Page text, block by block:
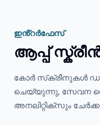
ഇൻ്റർഫേസ്
ആപ്പ്
കോർ സ്‌ക്രീനുകൾ
ചെയ്യുന്നു, സേവന
അനലിറ്റിക്‌സും